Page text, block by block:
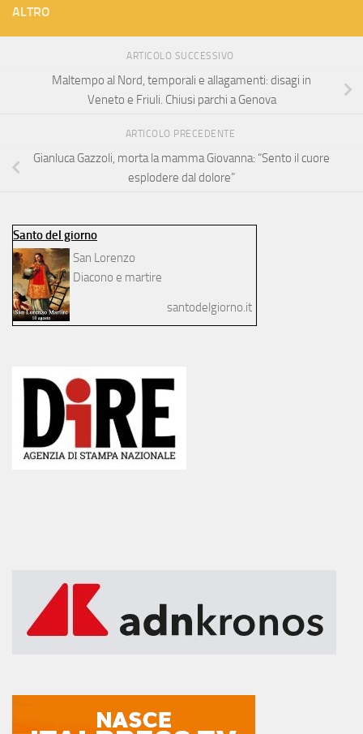
ALTRO
ARTICOLO SUCCESSIVO
Maltempo al Nord, temporali e allagamenti: disagi in
Veneto e Friuli. Chiusi parchi a Genova
ARTICOLO PRECEDENTE
Gianluca Gazzoli, morta la mamma Giovanna: “Sento il cuore
esplodere dal dolore”
Santo del giorno
San Lorenzo
Diacono e martire
santodelgiorno.it